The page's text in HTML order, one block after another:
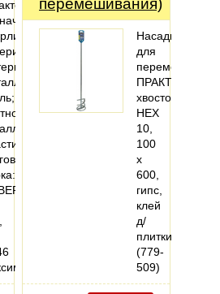
Насадка
для
ПРАКТИКА
хвостовик
НЕХ
10,
100
х
600,
гипс,
клей
д/
плитки
(779-
509)